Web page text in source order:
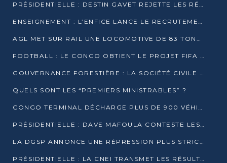
PRÉSIDENTIELLE : DESTIN GAVET REJETTE LES RÉSULTATS ET APPELLE À UN DIALOGUE NATIONAL
ENSEIGNEMENT : L’ENFICE LANCE LE RECRUTEMENT DE SA PREMIÈRE PROMOTION DE PROFESSEURS DES ÉCOLES
AGL MET SUR RAIL UNE LOCOMOTIVE DE 83 TONNES À POINTE-NOIRE
FOOTBALL : LE CONGO OBTIENT LE PROJET FIFA ARENA POUR SES 15 DÉPARTEMENTS
GOUVERNANCE FORESTIÈRE : LA SOCIÉTÉ CIVILE CONGOLAISE AFFICHE SES PRIORITÉS POUR 2026
QUELS SONT LES “PREMIERS MINISTRABLES” ?
CONGO TERMINAL DÉCHARGE PLUS DE 900 VÉHICULES EN QUELQUES HEURES
PRÉSIDENTIELLE : DAVE MAFOULA CONTESTE LES RÉSULTATS PROVISOIRES
LA DGSP ANNONCE UNE RÉPRESSION PLUS STRICTE CONTRE LES MOTO-TAXIS
PRÉSIDENTIELLE : LA CNEI TRANSMET LES RÉSULTATS PROVISOIRES À LA COUR CONSTITUTIONNELLE